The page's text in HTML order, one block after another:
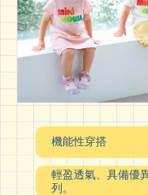
機能性穿搭
輕盈透氣、具備優
列。